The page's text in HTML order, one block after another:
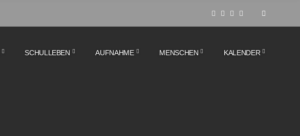
SCHULLEBEN AUFNAHME MENSCHEN KALENDER